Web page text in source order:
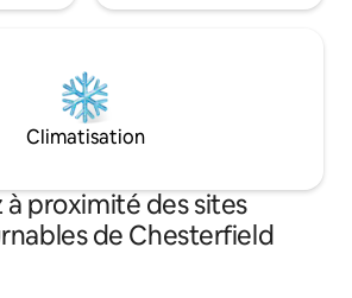
Climatisation
à proximité des sites
de Chesterfield